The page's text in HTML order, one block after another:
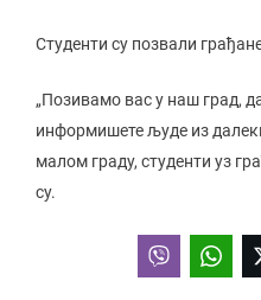
Студенти су позвали
„Позивамо вас у наш град,
информишете људе из
малом граду, студенти уз
су.